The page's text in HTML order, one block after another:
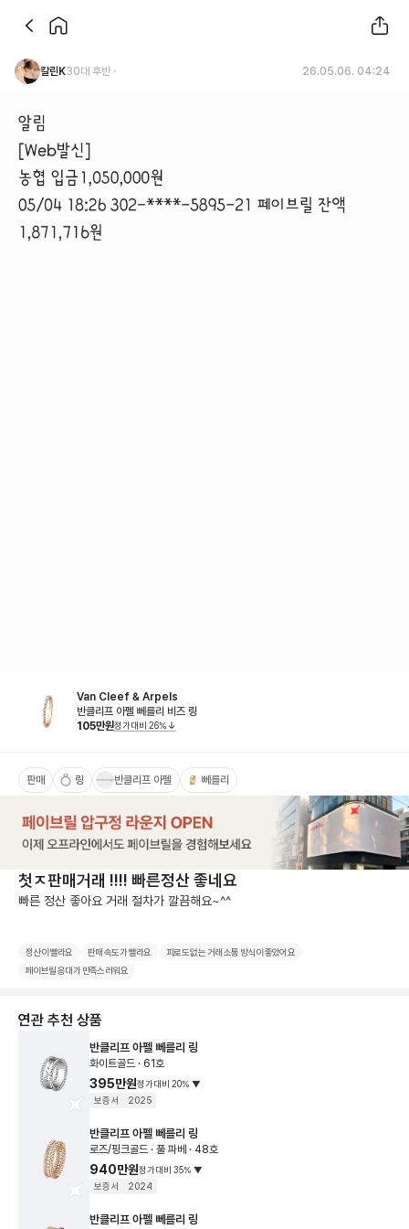
칼린K30대 후반 · 26.05.06. 04:24
Van Cleef & Arpels
반클리프 아펠 뻬를리 비즈 링
105만원정가대비 26%
판매 링 반클리프 아펠 뻬를리
첫ㅈ판매거래 !!!! 빠른정산 좋네요
정산이 빨라요 판매 속도가 빨라요
피로도 없는 거래 소통 방식이 좋았어요
페이브릴 응대가 만족스러워요
연관 추천 상품
반클리프 아펠 뻬를리 링
화이트골드 · 61호
395만원정가대비 20% ▼
보증서
2025
반클리프 아펠 뻬를리 링
로즈/핑크골드 · 풀 파베 · 48호
940만원정가대비 35% ▼
보증서
2024
반클리프 아펠 뻬를리 링